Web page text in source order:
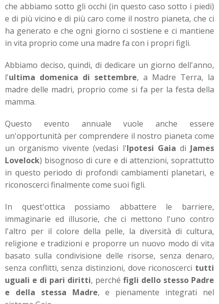
che abbiamo sotto gli occhi (in questo caso sotto i piedi)
e di più vicino e di più caro come il nostro pianeta, che ci
ha generato e che ogni giorno ci sostiene e ci mantiene
in vita proprio come una madre fa con i propri figli.
Abbiamo deciso, quindi, di dedicare un giorno dell'anno,
l'ultima domenica di settembre, a Madre Terra, la
madre delle madri, proprio come si fa per la festa della
mamma.
Questo evento annuale vuole anche essere
un'opportunità per comprendere il nostro pianeta come
un organismo vivente (vedasi l'Ipotesi Gaia di James
Lovelock) bisognoso di cure e di attenzioni, soprattutto
in questo periodo di profondi cambiamenti planetari, e
riconoscerci finalmente come suoi figli.
In quest'ottica possiamo abbattere le barriere,
immaginarie ed illusorie, che ci mettono l'uno contro
l'altro per il colore della pelle, la diversità di cultura,
religione e tradizioni e proporre un nuovo modo di vita
basato sulla condivisione delle risorse, senza denaro,
senza conflitti, senza distinzioni, dove riconoscerci tutti
uguali e di pari diritti, perché figli dello stesso Padre
e della stessa Madre, e pienamente integrati nel